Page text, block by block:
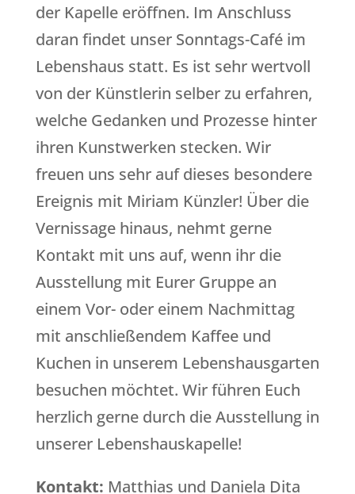
der Kapelle eröffnen. Im Anschluss
daran findet unser Sonntags-Café im
Lebenshaus statt. Es ist sehr wertvoll
von der Künstlerin selber zu erfahren,
welche Gedanken und Prozesse hinter
ihren Kunstwerken stecken. Wir
freuen uns sehr auf dieses besondere
Ereignis mit Miriam Künzler! Über die
Vernissage hinaus, nehmt gerne
Kontakt mit uns auf, wenn ihr die
Ausstellung mit Eurer Gruppe an
einem Vor- oder einem Nachmittag
mit anschließendem Kaffee und
Kuchen in unserem Lebenshausgarten
besuchen möchtet. Wir führen Euch
herzlich gerne durch die Ausstellung in
unserer Lebenshauskapelle!
Kontakt: Matthias und Daniela Dita